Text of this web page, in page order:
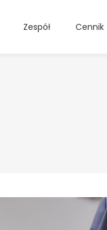
Zespół Cennik